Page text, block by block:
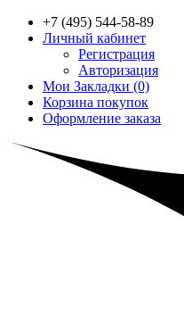
+7 (495) 544-58-89
Личный кабинет
Регистрация
Авторизация
Мои Закладки (0)
Корзина покупок
Оформление заказа